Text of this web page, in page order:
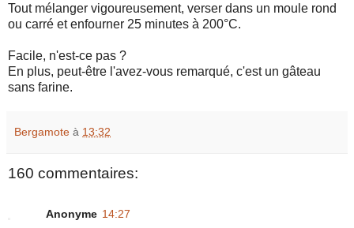
Tout mélanger vigoureusement, verser dans un moule rond
ou carré et enfourner 25 minutes à 200°C.
Facile, n'est-ce pas ?
En plus, peut-être l'avez-vous remarqué, c'est un gâteau
sans farine.
Bergamote à 13:32
160 commentaires:
Anonyme 14:27